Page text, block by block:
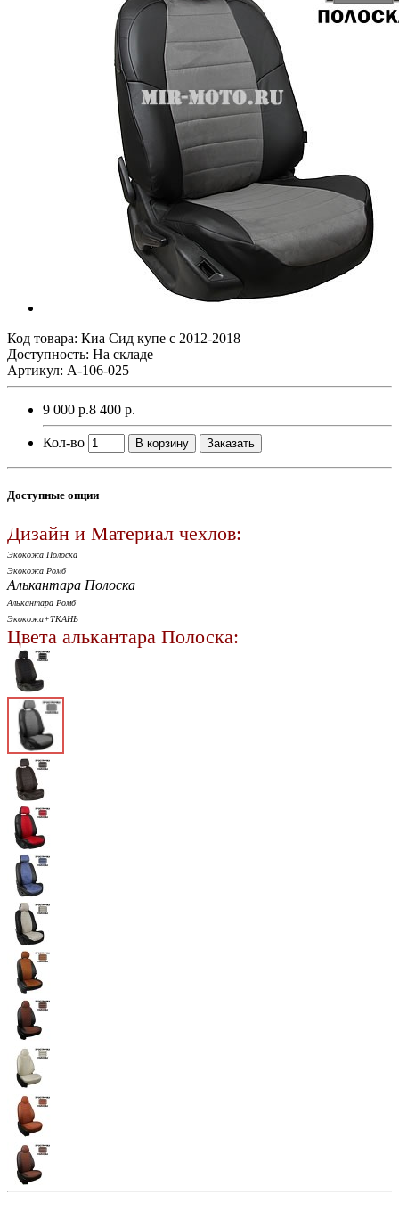
Код товара: Киа Сид купе с 2012-2018
Доступность: На складе
Артикул: A-106-025
9 000 р.8 400 р.
Кол-во В корзину Заказать
Доступные опции
Дизайн и Материал чехлов:
Экокожа Полоска
Экокожа Ромб
Алькантара Полоска
Алькантара Ромб
Экокожа+ТКАНЬ
Цвета алькантара Полоска: